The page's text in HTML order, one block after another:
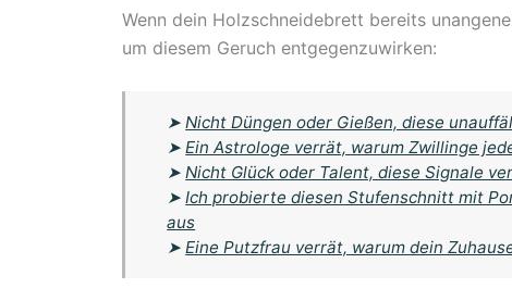
Wenn dein Holzschneidebrett bereits
um diesem Geruch entgegenzuwirken:
➤Nicht Düngen oder Gießen, diese
➤Ein Astrologe verrät, warum Zwillinge
➤Nicht Glück oder Talent, diese Signale
➤Ich probierte diesen Stufenschnitt mit
aus
➤Eine Putzfrau verrät, warum dein